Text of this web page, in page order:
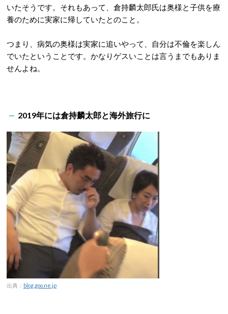
いたそうです。それもあって、倉持麟太郎氏は奥様と子供を療
養のために実家に帰していたとのこと。
つまり、病気の奥様は実家に追いやって、自分は不倫を楽しん
でいたということです。かなりゲスいことは言うまでもありま
せんよね。
2019年には倉持麟太郎と海外旅行に
出典： blog.goo.ne.jp